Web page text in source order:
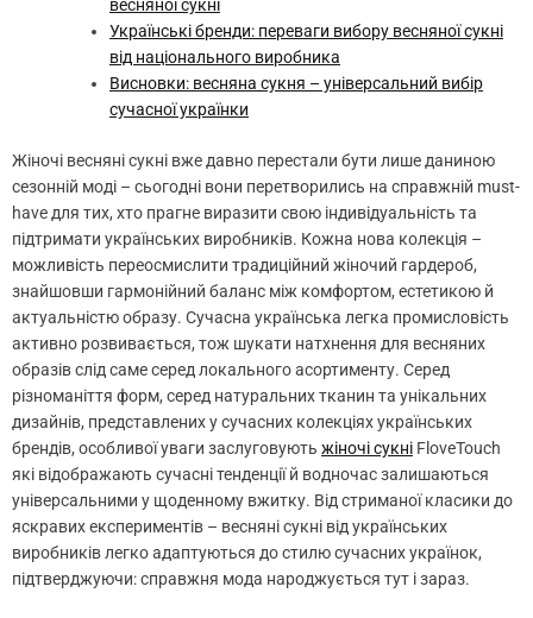
весняної сукні
Українські бренди: переваги вибору весняної сукні
від національного виробника
Висновки: весняна сукня – універсальний вибір
сучасної українки
Жіночі весняні сукні вже давно перестали бути лише даниною
сезонній моді – сьогодні вони перетворились на справжній must-
have для тих, хто прагне виразити свою індивідуальність та
підтримати українських виробників. Кожна нова колекція –
можливість переосмислити традиційний жіночий гардероб,
знайшовши гармонійний баланс між комфортом, естетикою й
актуальністю образу. Сучасна українська легка промисловість
активно розвивається, тож шукати натхнення для весняних
образів слід саме серед локального асортименту. Серед
різноманіття форм, серед натуральних тканин та унікальних
дизайнів, представлених у сучасних колекціях українських
брендів, особливої уваги заслуговують жіночі сукні FloveTouch
які відображають сучасні тенденції й водночас залишаються
універсальними у щоденному вжитку. Від стриманої класики до
яскравих експериментів – весняні сукні від українських
виробників легко адаптуються до стилю сучасних українок,
підтверджуючи: справжня мода народжується тут і зараз.